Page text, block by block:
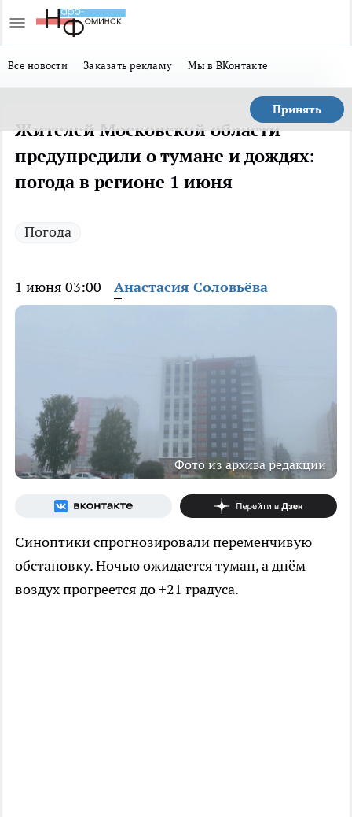
Все новости Заказать рекламу Мы в ВКонтакте
Принять
Жителей Московской области
предупредили о тумане и дождях:
погода в регионе 1 июня
Погода
1 июня 03:00 Анастасия Соловьёва
Фото из архива редакции
Синоптики спрогнозировали переменчивую
обстановку. Ночью ожидается туман, а днём
воздух прогреется до +21 градуса.